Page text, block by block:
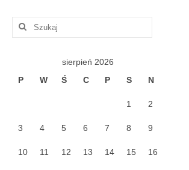
Szuklaj
sierpień 2026
P
W Ś C P S N
1 2
3 4 5 6 7 8 9
10 11 12 13 14 15 16